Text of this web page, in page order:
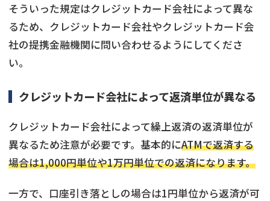
そういった規定はクレジットカード会社によって異な
るため、クレジットカード会社やクレジットカード会
社の提携金融機関に問い合わせるようにしてくださ
い。
クレジットカード会社によって返済単位が異なる
クレジットカード会社によって繰上返済の返済単位が
異なるため注意が必要です。基本的にATMで返済する
場合は1,000円単位や1万円単位での返済になります。
一方で、口座引き落としの場合は1円単位から返済が可